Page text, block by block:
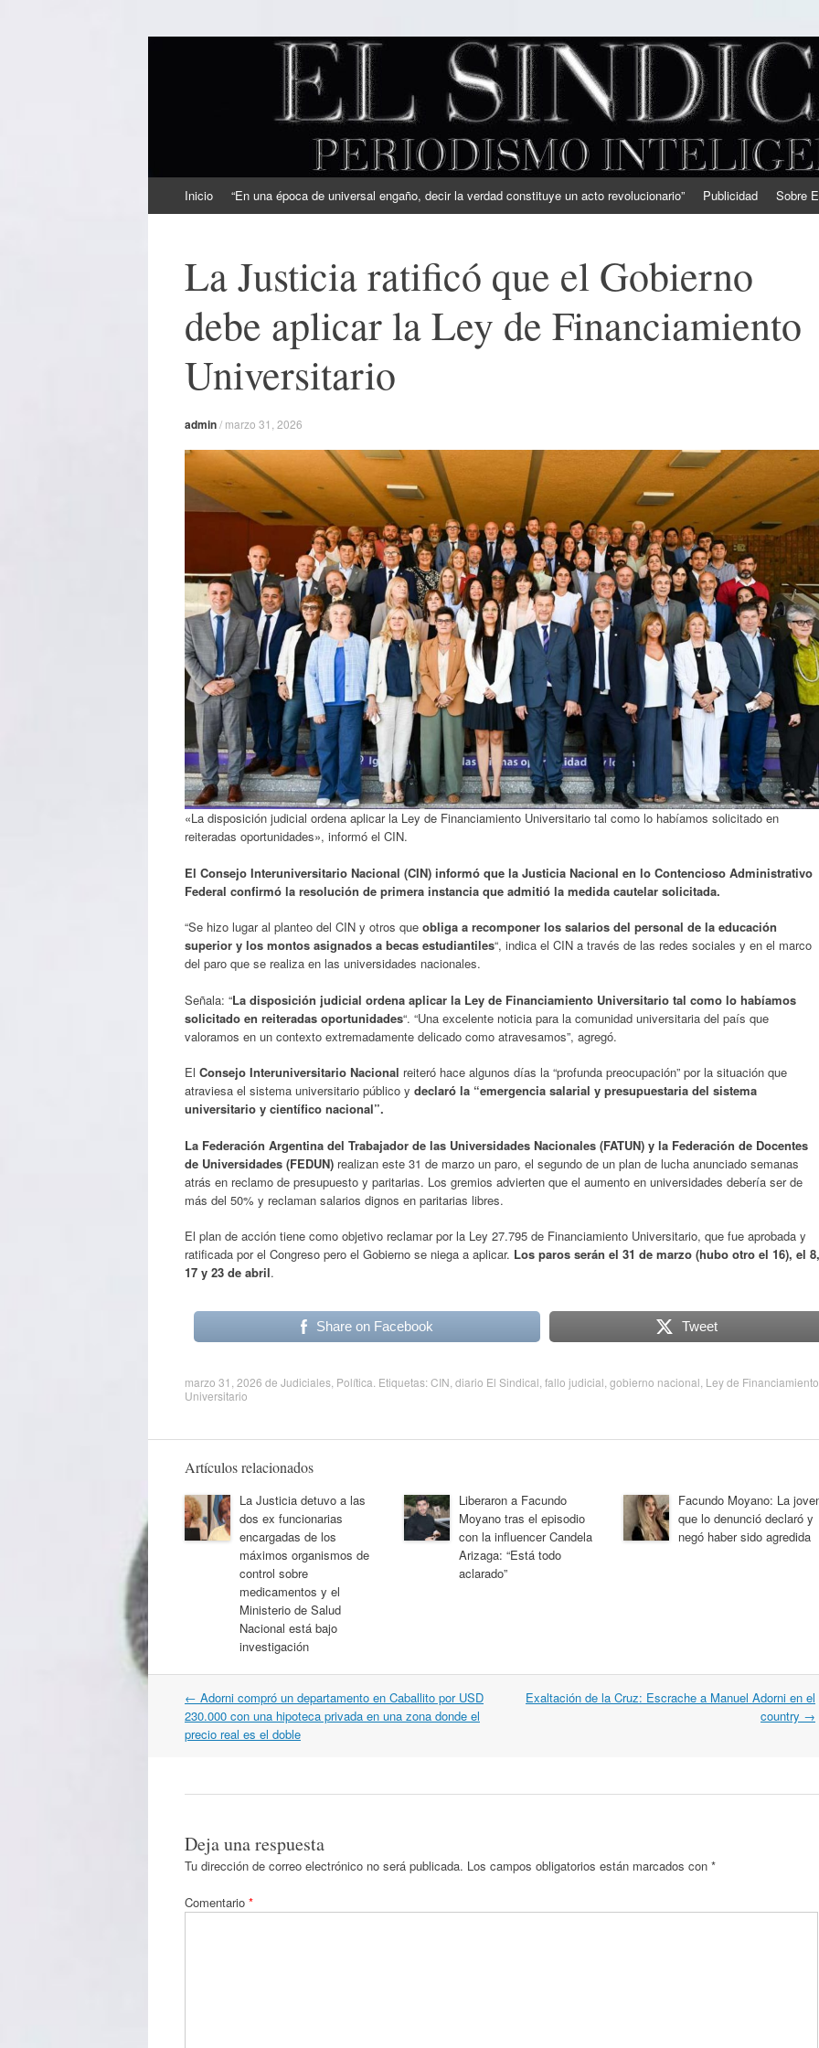
EL SINDICAL
Periodismo Inteligente
al
Inicio “En una época de universal engaño, decir la verdad constituye un acto revolucionario” Publicidad Sobre
La Justicia ratificó que el Gobierno
debe aplicar la Ley de Financiamiento
Universitario
admin/ marzo 31, 2026
«La disposición judicial ordena aplicar la Ley de Financiamiento Universitario tal como lo habíamos solicitado en
reiteradas oportunidades», informó el CIN.
El Consejo Interuniversitario Nacional (CIN) informó que la Justicia Nacional en lo Contencioso Administrativo
Federal confirmó la resolución de primera instancia que admitió la medida cautelar solicitada.
“Se hizo lugar al planteo del CIN y otros que obliga a recomponer los salarios del personal de la educación
superior y los montos asignados a becas estudiantiles“, indica el CIN a través de las redes sociales y en el marco
del paro que se realiza en las universidades nacionales.
Señala: “La disposición judicial ordena aplicar la Ley de Financiamiento Universitario tal como lo habíamos
solicitado en reiteradas oportunidades“. “Una excelente noticia para la comunidad universitaria del país que
valoramos en un contexto extremadamente delicado como atravesamos”, agregó.
El Consejo Interuniversitario Nacional reiteró hace algunos días la “profunda preocupación” por la situación que
atraviesa el sistema universitario público y declaró la “emergencia salarial y presupuestaria del sistema
universitario y científico nacional”.
La Federación Argentina del Trabajador de las Universidades Nacionales (FATUN) y la Federación de Docentes
de Universidades (FEDUN) realizan este 31 de marzo un paro, el segundo de un plan de lucha anunciado semanas
atrás en reclamo de presupuesto y paritarias. Los gremios advierten que el aumento en universidades debería ser de
más del 50% y reclaman salarios dignos en paritarias libres.
El plan de acción tiene como objetivo reclamar por la Ley 27.795 de Financiamiento Universitario, que fue aprobada y
ratificada por el Congreso pero el Gobierno se niega a aplicar. Los paros serán el 31 de marzo (hubo otro el 16), el 8,
17 y 23 de abril.
Share on Facebook Tweet
marzo 31, 2026 de Judiciales Política . Etiquetas:CIN diario El Sindical fallo judicial gobierno nacional Ley de Financiamiento
Universitario
Artículos relacionados
La Justicia detuvo a las
dos ex funcionarias
encargadas de los
máximos organismos de
control sobre
medicamentos y el
Ministerio de Salud
Nacional está bajo
investigación
Liberaron a Facundo
Moyano tras el episodio
con la influencer Candela
Arizaga: “Está todo
aclarado”
Facundo Moyano: La
que lo denunció declaró y
negó haber sido agredida
Navegación
por
artículos
← Adorni compró un departamento en Caballito por USD
230.000 con una hipoteca privada en una zona donde el
precio real es el doble
Exaltación de la Cruz: Escrache a Manuel Adorni en el
country →
Deja una respuesta
Tu dirección de correo electrónico no será publicada. Los campos obligatorios están marcados con *
Comentario *